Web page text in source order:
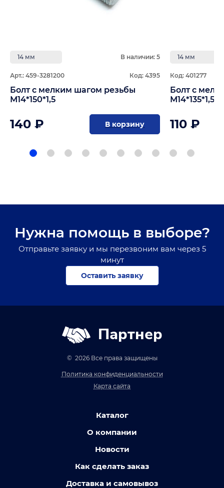
14 мм В наличии: 5
Арт.: 459-3281200 Код: 4395
Болт с мелким шагом резьбы
М14*150*1,5
140 ₽ В корзину
14 мм
Код: 401277
Болт с
М14*135*1,5
110 ₽
Нужна помощь в выборе?
Отправьте заявку и мы перезвоним вам через 5
минут
Оставить заявку
Партнер
© 2026 Все права защищены
Политика конфиденциальности
Карта сайта
Каталог
О компании
Новости
Как сделать заказ
Доставка и самовывоз